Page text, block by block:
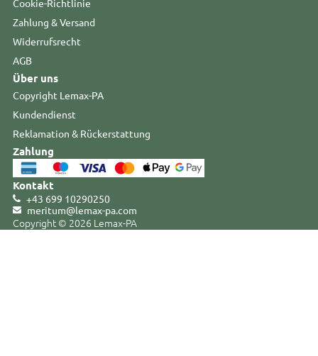
Cookie-Richtlinie
Zahlung & Versand
Widerrufsrecht
AGB
Über uns
Copyright Lemax-PA
Kundendienst
Reklamation & Rückerstattung
Zahlung
Kontakt
+43 699 10290250
meritum@lemax-pa.com
Copyright © 2026 Lemax-PA